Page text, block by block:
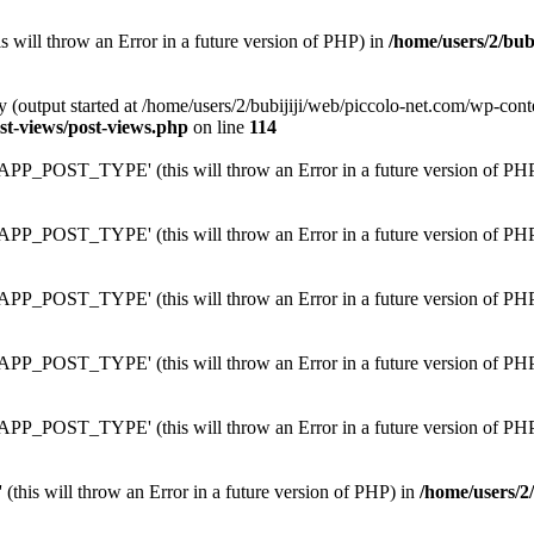
will throw an Error in a future version of PHP) in /home/users/2/
(output started at /home/users/2/bubijiji/web/piccolo-net.com/wp-
views/post-views.php on line 114
(this will throw an Error in a future version of
(this will throw an Error in a future version of
(this will throw an Error in a future version of
(this will throw an Error in a future version of
(this will throw an Error in a future version of
(this will throw an Error in a future version of PHP) in /home/users/